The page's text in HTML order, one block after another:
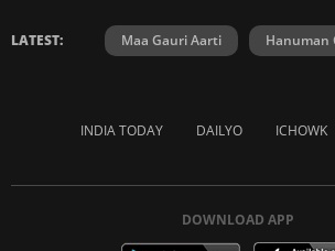
LATEST: Maa Gauri Aarti Hanuman
INDIA TODAY DAILYO ICHOWK
DOWNLOAD APP